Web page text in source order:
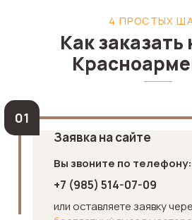
4 ПРОСТЫХ
Как заказать
Заявка на сайте
Вы звоните по телефону:
+7 (985) 514-07-09
или оставляете заявку